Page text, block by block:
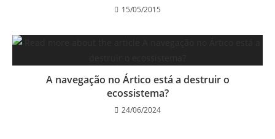
15/05/2015
A navegação no Ártico está a destruir o
ecossistema?
24/06/2024